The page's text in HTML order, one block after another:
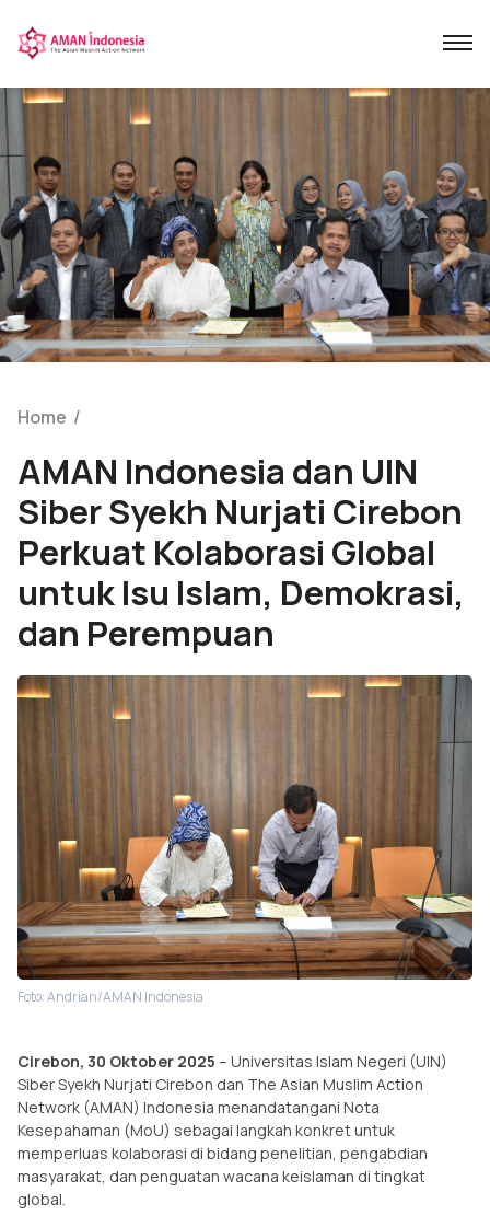
Home /
AMAN Indonesia dan UIN
Siber Syekh Nurjati Cirebon
Perkuat Kolaborasi Global
untuk Isu Islam, Demokrasi,
dan Perempuan
Foto: Andrian/AMAN Indonesia
Cirebon, 30 Oktober 2025 – Universitas Islam Negeri (UIN)
Siber Syekh Nurjati Cirebon dan The Asian Muslim Action
Network (AMAN) Indonesia menandatangani Nota
Kesepahaman (MoU) sebagai langkah konkret untuk
memperluas kolaborasi di bidang penelitian, pengabdian
masyarakat, dan penguatan wacana keislaman di tingkat
global.